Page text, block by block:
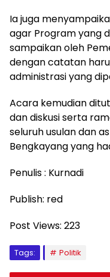
Ia juga
agar Program yang
sampaikan oleh
dengan catatan
administrasi yang
Acara kemudian
dan diskusi serta
seluruh usulan dan
Bengkayang yang
Penulis : Kurnadi
Publish: red
Post Views: 223
Tags: Politik